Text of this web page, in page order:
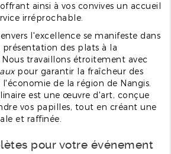
ainsi à vos convives un accueil
irréprochable.
l'excellence se manifeste dans
des plats à la
travaillons étroitement avec
pour garantir la fraîcheur des
de la région de Nangis.
est une œuvre d'art, conçue
vos papilles, tout en créant une
et raffinée.
pour votre événement